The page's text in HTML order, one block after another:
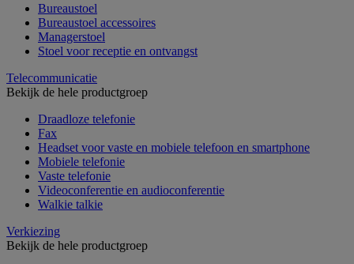
Bureaustoel
Bureaustoel accessoires
Managerstoel
Stoel voor receptie en ontvangst
Telecommunicatie
Bekijk de hele productgroep
Draadloze telefonie
Fax
Headset voor vaste en mobiele telefoon en smartphone
Mobiele telefonie
Vaste telefonie
Videoconferentie en audioconferentie
Walkie talkie
Verkiezing
Bekijk de hele productgroep